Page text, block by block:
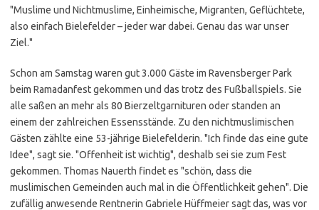
"Muslime und Nichtmuslime, Einheimische, Migranten, Geflüchtete,
also einfach Bielefelder – jeder war dabei. Genau das war unser
Ziel."
Schon am Samstag waren gut 3.000 Gäste im Ravensberger Park
beim Ramadanfest gekommen und das trotz des Fußballspiels. Sie
alle saßen an mehr als 80 Bierzeltgarnituren oder standen an
einem der zahlreichen Essensstände. Zu den nichtmuslimischen
Gästen zählte eine 53-jährige Bielefelderin. "Ich finde das eine gute
Idee", sagt sie. "Offenheit ist wichtig", deshalb sei sie zum Fest
gekommen. Thomas Nauerth findet es "schön, dass die
muslimischen Gemeinden auch mal in die Öffentlichkeit gehen". Die
zufällig anwesende Rentnerin Gabriele Hüffmeier sagt das, was vor